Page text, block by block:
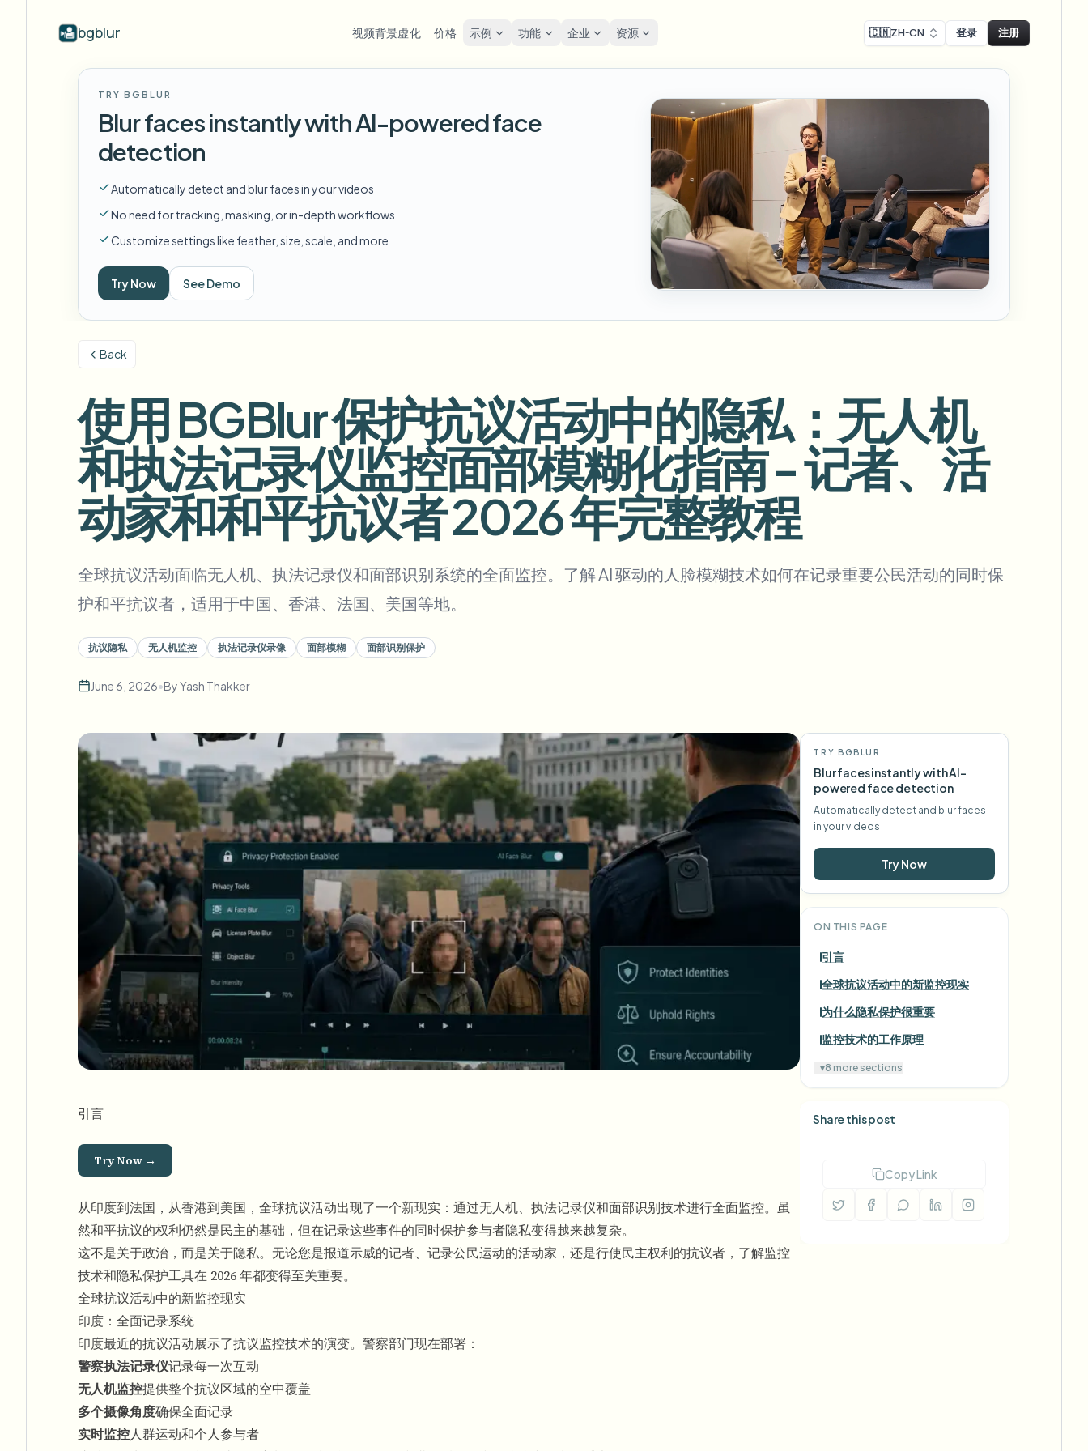
bgblur 视频背景虚化 价格 示例 功能 企业 资源
Hide faces, plates, and backgrounds in
your browser.
Start with a clip
Upload a video and blur in
模糊车牌 FAST
Auto-detect plates
模糊背景
Use a prompt or draw a box
在线模糊照片中的人脸
Blur faces in photos
Team-grade redaction
语音匿名处理器
AI voice masking
Face swap
换脸 - 图片
Swap faces in images
换脸 - 视频 NEW
Swap faces in video
AI Video Object
Remover
NEW
Remove objects with scene fill
Ecosystem
视频智能 BETA
Ask questions and get AI summaries
Categories View All
Vlogger Moto Vlogger Streamer Journalist Government Agency
Need batch processing?
Queue many videos and blur in one run—for teams.
BATCH READY FOR TEAMS
按行业
学校与教育
校园摄像头、讲座和地区批量隐私
媒体与娱乐
试映、发布和合规
零售与电商
医疗
诊所和面向患者的视频管理
公共部门
批量人脸匿名化
大批量、保留期和SLA
车队、行车记录仪和停车场大规模处理
企业区域、策略和审核
联系表单
与我们洽谈批量、合规和集成需求。
批量处理就绪
联系表单
生态系统
视频智能
搜索和理解视频 — Ceptory
批量背景移除
专用背景移除流水线
博客
Answers to common questions
Privacy compliance research reports
Free video and image editing tools
Browse by workflow or use case
Explore our full product lineup
展示人脸模糊、车牌、背景和选择性
遮蔽的真实视频片段。
浏览完整示例库
模糊人脸
Frame-by-frame face tracking
Dashcam & street footage
模糊背景
屏幕录制模糊
Tutorials & demo redaction
GDPR合规模糊
Privacy-compliant redaction
街头采访模糊
Bystander & face privacy
游戏与直播模糊
🇨🇳ZH-CN 登录 注册
TRY BGBLUR
Blur faces instantly with AI-powered face
detection
Automatically detect and blur faces in your videos
No need for tracking, masking, or in-depth workflows
Customize settings like feather, size, scale, and more
Try Now See Demo
Back
使用 BGBlur 保护抗议活动中的隐私：无人机
和执法记录仪监控面部模糊化指南 - 记者、活
动家和和平抗议者 2026 年完整教程
全球抗议活动面临无人机、执法记录仪和面部识别系统的全面监控。了解 AI 驱动的人脸模糊技术如何在记录重要公民活动的同时保
护和平抗议者，适用于中国、香港、法国、美国等地。
抗议隐私 无人机监控 执法记录仪录像 面部模糊 面部识别保护
June 6, 2026•ByYash Thakker
引言
Try Now →
从印度到法国，从香港到美国，全球抗议活动出现了一个新现实：通过无人机、执法记录仪和面部识别技术进行全面监控。虽
然和平抗议的权利仍然是民主的基础，但在记录这些事件的同时保护参与者隐私变得越来越复杂。
这不是关于政治，而是关于隐私。无论您是报道示威的记者、记录公民运动的活动家，还是行使民主权利的抗议者，了解监控
技术和隐私保护工具在 2026 年都变得至关重要。
全球抗议活动中的新监控现实
印度：全面记录系统
印度最近的抗议活动展示了抗议监控技术的演变。警察部门现在部署：
警察执法记录仪记录每一次互动
无人机监控提供整个抗议区域的空中覆盖
多个摄像角度确保全面记录
实时监控人群运动和个人参与者
TRY BGBLUR
Blur faces instantly with AI-
powered face detection
Automatically detect and blur faces
in your videos
Try Now
ON THIS PAGE
引言
全球抗议活动中的新监控现实
为什么隐私保护很重要
监控技术的工作原理
▾8 more sections
Share this post
Copy Link